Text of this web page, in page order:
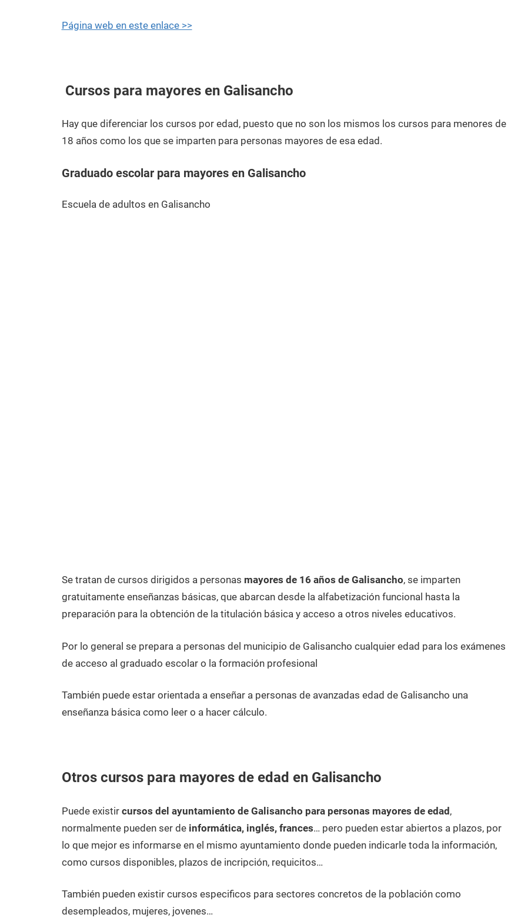
Página web en este enlace >>
Cursos para mayores en Galisancho
Hay que diferenciar los cursos por edad, puesto que no son los mismos los cursos para menores de
18 años como los que se imparten para personas mayores de esa edad.
Graduado escolar para mayores en Galisancho
Escuela de adultos en Galisancho
Se tratan de cursos dirigidos a personas mayores de 16 años de Galisancho, se imparten
gratuitamente enseñanzas básicas, que abarcan desde la alfabetización funcional hasta la
preparación para la obtención de la titulación básica y acceso a otros niveles educativos.
Por lo general se prepara a personas del municipio de Galisancho cualquier edad para los exámenes
de acceso al graduado escolar o la formación profesional
También puede estar orientada a enseñar a personas de avanzadas edad de Galisancho una
enseñanza básica como leer o a hacer cálculo.
Otros cursos para mayores de edad en Galisancho
Puede existir cursos del ayuntamiento de Galisancho para personas mayores de edad,
normalmente pueden ser de informática, inglés, frances… pero pueden estar abiertos a plazos, por
lo que mejor es informarse en el mismo ayuntamiento donde pueden indicarle toda la información,
como cursos disponibles, plazos de incripción, requicitos…
También pueden existir cursos especificos para sectores concretos de la población como
desempleados, mujeres, jovenes…